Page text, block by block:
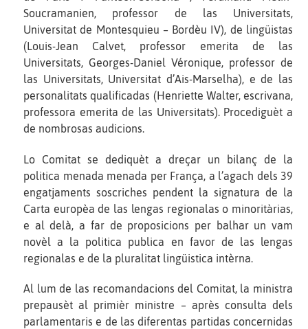
Soucramanien, professor de las Universitats,
Universitat de Montesquieu – Bordèu IV), de lingüistas
(Louis-Jean Calvet, professor emerita de las
Universitats, Georges-Daniel Véronique, professor de
las Universitats, Universitat d’Ais-Marselha), e de las
personalitats qualificadas (Henriette Walter, escrivana,
professora emerita de las Universitats). Procediguèt a
de nombrosas audicions.
Lo Comitat se dediquèt a dreçar un bilanç de la
politica menada menada per França, a l’agach dels 39
engatjaments soscriches pendent la signatura de la
Carta europèa de las lengas regionalas o minoritàrias,
e al delà, a far de proposicions per balhar un vam
novèl a la politica publica en favor de las lengas
regionalas e de la pluralitat lingüistica intèrna.
Al lum de las recomandacions del Comitat, la ministra
prepausèt al primièr ministre – après consulta dels
parlamentaris e de las diferentas partidas concernidas